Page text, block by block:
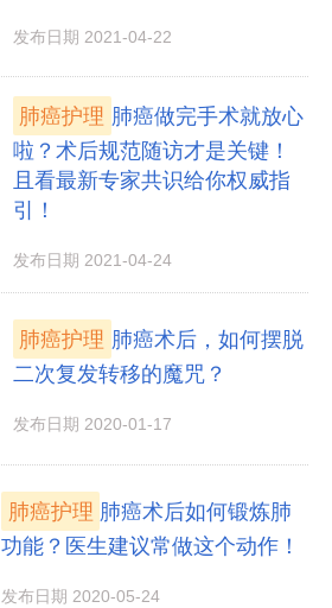
发布日期 2021-04-22
肺癌护理 肺癌做完手术就放心
啦？术后规范随访才是关键！
且看最新专家共识给你权威指
引！
发布日期 2021-04-24
肺癌护理 肺癌术后，如何摆脱
二次复发转移的魔咒？
发布日期 2020-01-17
肺癌护理 肺癌术后如何锻炼肺
功能？医生建议常做这个动作！
发布日期 2020-05-24